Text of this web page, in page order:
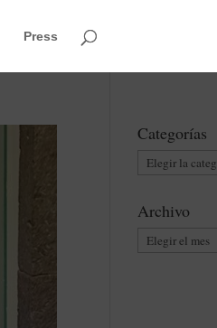
Press
Categorías
Categorías
Archivo
Archivo